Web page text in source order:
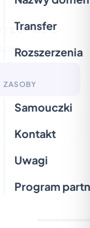
Transfer
Rozszerzenia
ZASOBY
Samouczki
Kontakt
Uwagi
Program
pomóc Ci